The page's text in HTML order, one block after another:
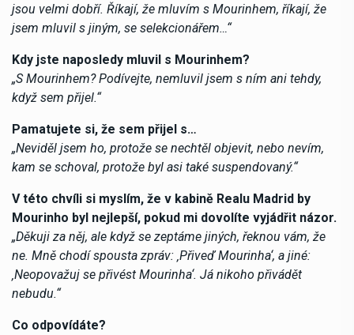
jsou velmi dobří. Říkají, že mluvím s Mourinhem, říkají, že
jsem mluvil s jiným, se selekcionářem…“
Kdy jste naposledy mluvil s Mourinhem?
„S Mourinhem? Podívejte, nemluvil jsem s ním ani tehdy,
když sem přijel.“
Pamatujete si, že sem přijel s…
„Neviděl jsem ho, protože se nechtěl objevit, nebo nevím,
kam se schoval, protože byl asi také suspendovaný.“
V této chvíli si myslím, že v kabině Realu Madrid by
Mourinho byl nejlepší, pokud mi dovolíte vyjádřit názor.
„Děkuji za něj, ale když se zeptáme jiných, řeknou vám, že
ne. Mně chodí spousta zpráv: ‚Přiveď Mourinha‘, a jiné:
‚Neopovažuj se přivést Mourinha‘. Já nikoho přivádět
nebudu.“
Co odpovídáte?